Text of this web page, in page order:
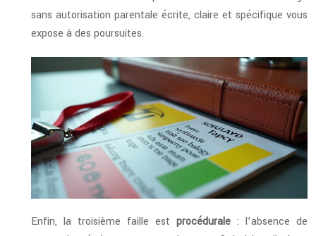
sans autorisation parentale écrite, claire et spécifique vous
expose à des poursuites.
Enfin, la troisième faille est procédurale : l’absence de